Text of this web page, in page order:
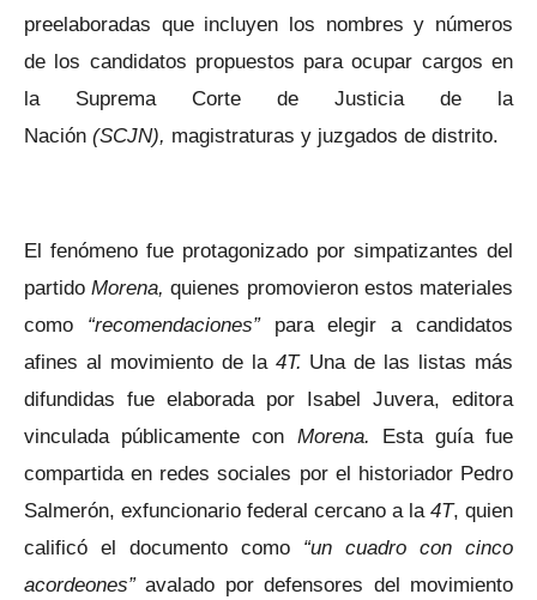
preelaboradas que incluyen los nombres y números
de los candidatos propuestos para ocupar cargos en
la Suprema Corte de Justicia de la
Nación (SCJN), magistraturas y juzgados de distrito.
El fenómeno fue protagonizado por simpatizantes del
partidoMorena, quienes promovieron estos materiales
como
“recomendaciones”
para elegir a candidatos
afines al movimiento de la 4T. Una de las listas más
difundidas fue elaborada por Isabel Juvera, editora
vinculada públicamente con Morena.
Esta guía fue
compartida en redes sociales por el historiador Pedro
Salmerón, exfuncionario federal cercano a la 4T, quien
calificó el documento como “un cuadro con cinco
acordeones” avalado por defensores del movimiento